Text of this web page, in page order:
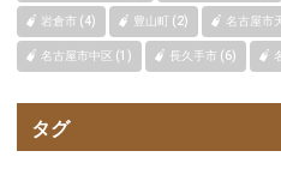
岩倉市 (4) 豊山町 (2) 名古屋市
名古屋市中区 (1) 長久手市 (6)
タグ